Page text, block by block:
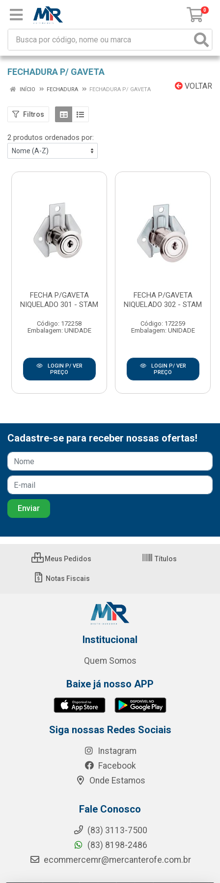
0
FECHADURA P/ GAVETA
VOLTAR
INÍCIO FECHADURA FECHADURA P/ GAVETA
Filtros
2 produtos ordenados por:
FECHA P/GAVETA
NIQUELADO 301 - STAM
Código: 172258
Embalagem: UNIDADE
LOGIN P/ VER
PREÇO
FECHA P/GAVETA
NIQUELADO 302 - STAM
Código: 172259
Embalagem: UNIDADE
LOGIN P/ VER
PREÇO
Cadastre-se para receber nossas ofertas!
Meus Pedidos Títulos
Notas Fiscais
Institucional
Quem Somos
Baixe já nosso APP
Siga nossas Redes Sociais
Instagram
Facebook
Onde Estamos
Fale Conosco
(83) 3113-7500
(83) 8198-2486
ecommercemr@mercanterofe.com.br